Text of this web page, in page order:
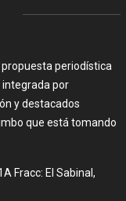
periodística
integrada por
y destacados
que está tomando
Fracc: El Sabinal,